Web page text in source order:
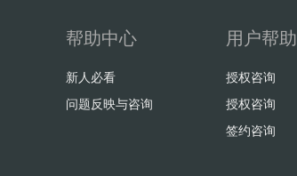
帮助中心
新人必看
问题反映与咨询
用户帮助
授权咨询
授权咨询
签约咨询